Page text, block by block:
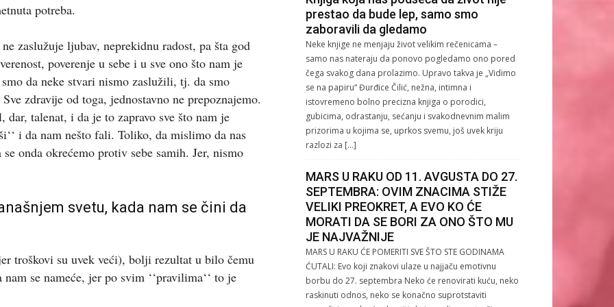
potreba.
zaslužuje ljubav, neprekidnu radost, pa šta god
poverenje u sebe i u sve ono što nam je
da neke stvari nismo zaslužili, tj. da smo
zdravije od toga, jednostavno ne prepoznajemo.
talenat, i da je to zapravo sve što nam je
i da nam nešto fali. Toliko, da mislimo da nas
onda okrećemo protiv sebe samih. Jer, nismo
svetu, kada nam se čini da
troškovi su uvek veći), bolji rezultat u bilo čemu
se nameće, jer po svim ‘‘pravilima‘‘ to je
prestao da bude lep, samo smo
zaboravili da gledamo
Neke knjige ne menjaju život velikim rečenicama –
samo nas nateraju da ponovo pogledamo ono pored
čega svakog dana prolazimo. Upravo takva je „Vidimo
se na papiru“ Đurđice Čilić, nežna, intimna i
istovremeno bolno precizna knjiga o porodici,
gubicima, odrastanju, sećanju i svakodnevnim malim
prizorima u kojima se, uprkos svemu, još uvek kriju
razlozi za […]
MARS U RAKU OD 11. AVGUSTA DO 27.
SEPTEMBRA: OVIM ZNACIMA STIŽE
VELIKI PREOKRET, A EVO KO ĆE
MORATI DA SE BORI ZA ONO ŠTO MU
JE NAJVAŽNIJE
MARS U RAKU ĆE POMERITI SVE ŠTO STE GODINAMA
ĆUTALI: Evo koji znakovi ulaze u najjaču emotivnu
borbu do 27. septembra Neko će renovirati kuću, neko
raskinuti odnos, neko se konačno suprotstaviti